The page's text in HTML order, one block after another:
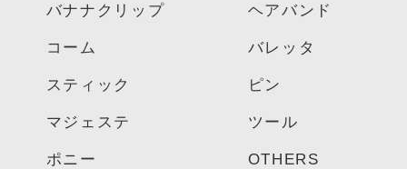
バナナクリップ
コーム
スティック
マジェステ
ポニー
ヘアバンド
バレッタ
ピン
ツール
OTHERS